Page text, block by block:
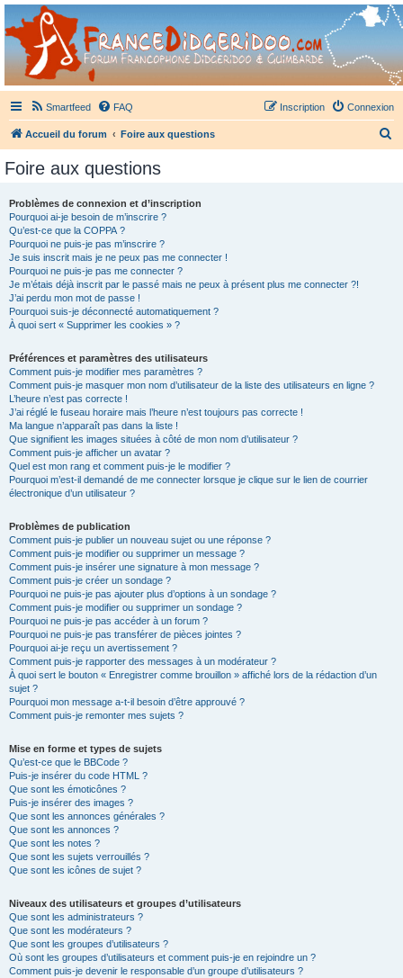
France Didgeridoo
Didgeridoo et Guimbarde sur France Didgeridoo - retrouvez la communauté.
Smartfeed FAQ Connexion
Inscription
Accueil du forum Foire aux questions
Foire aux questions
Problèmes de connexion et d’inscription
Pourquoi ai-je besoin de m’inscrire ?
Qu’est-ce que la COPPA ?
Pourquoi ne puis-je pas m’inscrire ?
Je suis inscrit mais je ne peux pas me connecter !
Pourquoi ne puis-je pas me connecter ?
Je m’étais déjà inscrit par le passé mais ne peux à présent plus me connecter ?!
J’ai perdu mon mot de passe !
Pourquoi suis-je déconnecté automatiquement ?
À quoi sert « Supprimer les cookies » ?
Préférences et paramètres des utilisateurs
Comment puis-je modifier mes paramètres ?
Comment puis-je masquer mon nom d’utilisateur de la liste des utilisateurs en ligne ?
L’heure n’est pas correcte !
J’ai réglé le fuseau horaire mais l’heure n’est toujours pas correcte !
Ma langue n’apparaît pas dans la liste !
Que signifient les images situées à côté de mon nom d’utilisateur ?
Comment puis-je afficher un avatar ?
Quel est mon rang et comment puis-je le modifier ?
Pourquoi m’est-il demandé de me connecter lorsque je clique sur le lien de courrier
électronique d’un utilisateur ?
Problèmes de publication
Comment puis-je publier un nouveau sujet ou une réponse ?
Comment puis-je modifier ou supprimer un message ?
Comment puis-je insérer une signature à mon message ?
Comment puis-je créer un sondage ?
Pourquoi ne puis-je pas ajouter plus d’options à un sondage ?
Comment puis-je modifier ou supprimer un sondage ?
Pourquoi ne puis-je pas accéder à un forum ?
Pourquoi ne puis-je pas transférer de pièces jointes ?
Pourquoi ai-je reçu un avertissement ?
Comment puis-je rapporter des messages à un modérateur ?
À quoi sert le bouton « Enregistrer comme brouillon » affiché lors de la rédaction d’un
sujet ?
Pourquoi mon message a-t-il besoin d’être approuvé ?
Comment puis-je remonter mes sujets ?
Mise en forme et types de sujets
Qu’est-ce que le BBCode ?
Puis-je insérer du code HTML ?
Que sont les émoticônes ?
Puis-je insérer des images ?
Que sont les annonces générales ?
Que sont les annonces ?
Que sont les notes ?
Que sont les sujets verrouillés ?
Que sont les icônes de sujet ?
Niveaux des utilisateurs et groupes d’utilisateurs
Que sont les administrateurs ?
Que sont les modérateurs ?
Que sont les groupes d’utilisateurs ?
Où sont les groupes d’utilisateurs et comment puis-je en rejoindre un ?
Comment puis-je devenir le responsable d’un groupe d’utilisateurs ?